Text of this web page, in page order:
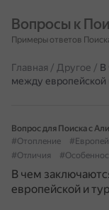
Вопросы к
Примеры ответов
Главная / Другое / В
между европейской
Вопрос для Поиска с
#Отопление
#Отличия
В чем
европейской и